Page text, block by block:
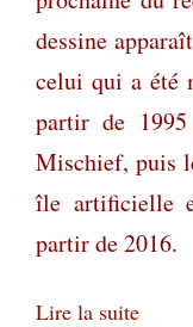
dessine
celui qui a été
partir de 1995
Mischief, puis
île artificielle
partir de 2016.
Lire la suite